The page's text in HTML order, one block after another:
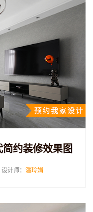
约装修效果图
设计师： 潘玲娟